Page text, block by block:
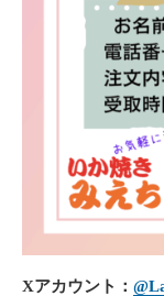
Xアカウント：